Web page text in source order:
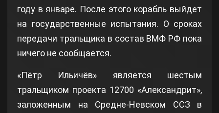
году в январе. После этого корабль выйдет
на государственные испытания. О сроках
передачи тральщика в состав ВМФ РФ пока
ничего не сообщается.
«Пётр Ильичёв» является шестым
тральщиком проекта 12700 «Александрит»,
заложенным на Средне-Невском ССЗ в